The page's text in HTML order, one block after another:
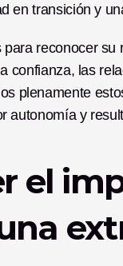
en transición y
reconocer
confianza, las
plenamente
autonomía y
el